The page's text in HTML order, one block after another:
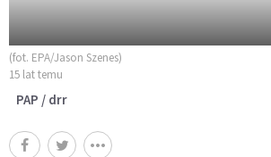
(fot. EPA/Jason Szenes)
15 lat temu
PAP / drr